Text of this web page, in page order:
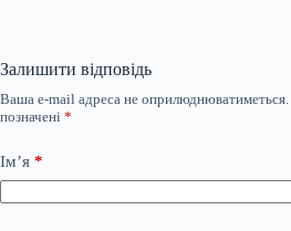
Залишити відповідь
Ваша e-mail адреса не оприлюднюватиметься.
позначені *
Ім’я *